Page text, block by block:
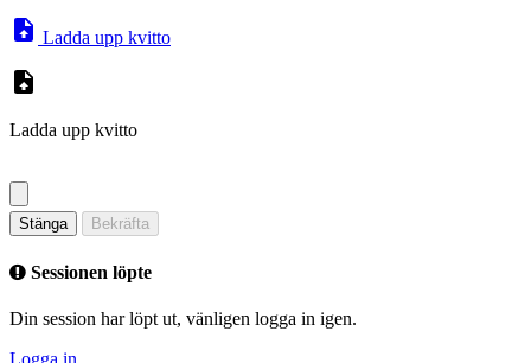
Ladda upp kvitto
Ladda upp kvitto
Stänga Bekräfta
Sessionen löpte
Din session har löpt ut, vänligen logga in igen.
Logga in